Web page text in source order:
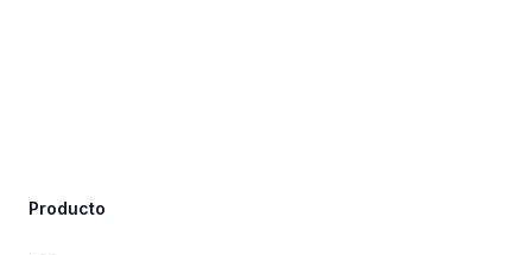
Producto